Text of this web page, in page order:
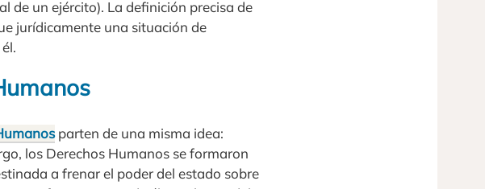
de un ejército). La definición precisa de
jurídicamente una situación de
parten de una misma idea:
los Derechos Humanos se formaron
a frenar el poder del estado sobre